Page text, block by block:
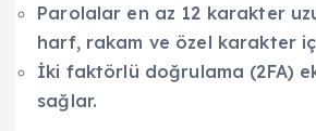
Parolalar en az 12 karakter
harf, rakam ve özel karakter
İki faktörlü doğrulama (2FA)
sağlar.